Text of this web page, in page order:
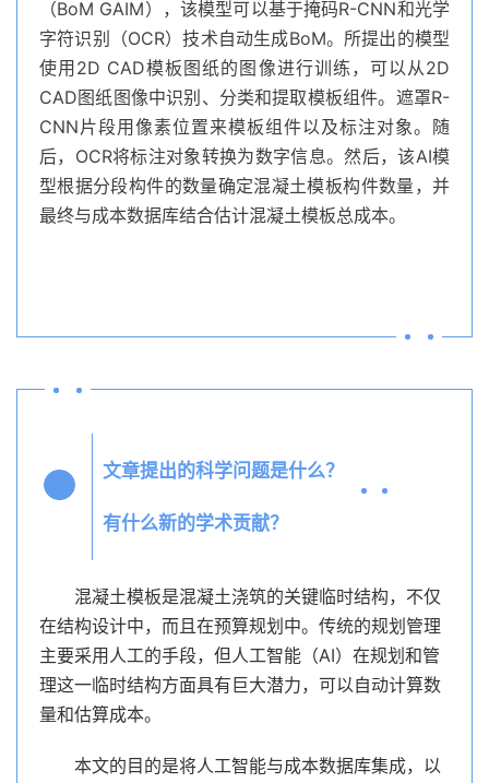
（BoM GAIM），该模型可以基于掩码R-CNN和光学
字符识别（OCR）技术自动生成BoM。所提出的模型
使用2D CAD模板图纸的图像进行训练，可以从2D
CAD图纸图像中识别、分类和提取模板组件。遮罩R-
CNN片段用像素位置来模板组件以及标注对象。随
后，OCR将标注对象转换为数字信息。然后，该AI模
型根据分段构件的数量确定混凝土模板构件数量，并
最终与成本数据库结合估计混凝土模板总成本。
Q2
文章提出的科学问题是什么？
有什么新的学术贡献？
混凝土模板是混凝土浇筑的关键临时结构，不仅
在结构设计中，而且在预算规划中。传统的规划管理
主要采用人工的手段，但人工智能（AI）在规划和管
理这一临时结构方面具有巨大潜力，可以自动计算数
量和估算成本。
本文的目的是将人工智能与成本数据库集成，以